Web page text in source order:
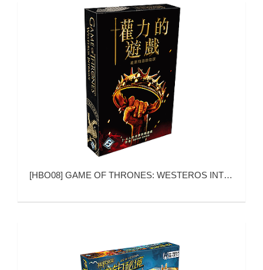
[HBO08] GAME OF THRONES: WESTEROS INTRIGUE (权力的游戏：维斯特洛的阴谋)